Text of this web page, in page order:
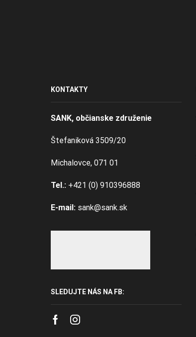
KONTAKTY
SANK, občianske združenie
Štefaniková 3509/20
Michalovce, 071 01
Tel.: +421 (0) 910396888
E-mail: sank@sank.sk
SLEDUJTE NÁS NA FB:
FacebookInstagram